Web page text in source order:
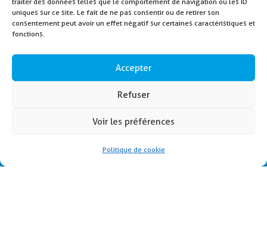
uniques sur ce site. Le fait de ne pas consentir ou de retirer son
consentement peut avoir un effet négatif sur certaines caractéristiques et
fonctions.
Accepter
Refuser
Voir les préférences
Politique de cookie